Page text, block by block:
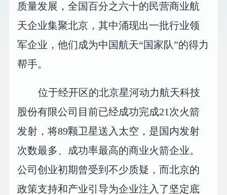
质量发展，全国百分之六十的民营商业航
天企业集聚北京，其中涌现出一批行业领
军企业，他们成为中国航天“国家队”的得力
帮手。
位于经开区的北京星河动力航天科技
股份有限公司目前已经成功完成21次火箭
发射，将89颗卫星送入太空，是国内发射
次数最多、成功率最高的商业火箭企业。
公司创业初期曾受到不少质疑，而北京的
政策支持和产业引导为企业注入了坚定底